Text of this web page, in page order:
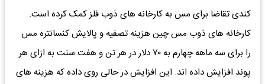
کندی تقاضا برای مس به کارخانه های ذوب فلز کمک کرده است.
کارخانه های ذوب مس چین هزینه تصفیه و پالایش کنسانتره مس
را برای سه ماهه چهارم به ۷۰ دلار در هر تن و هفت سنت به ازای هر
پوند افزایش داده اند. این افزایش در حالی روی داده که هزینه های